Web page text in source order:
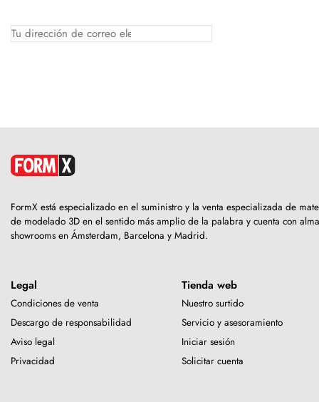
FormX está especializado en el suministro y la venta especializada de
de modelado 3D en el sentido más amplio de la palabra y cuenta con
showrooms en Ámsterdam, Barcelona y Madrid.
Legal
Condiciones de venta
Descargo de responsabilidad
Aviso legal
Privacidad
Tienda web
Nuestro surtido
Servicio y asesoramiento
Iniciar sesión
Solicitar cuenta